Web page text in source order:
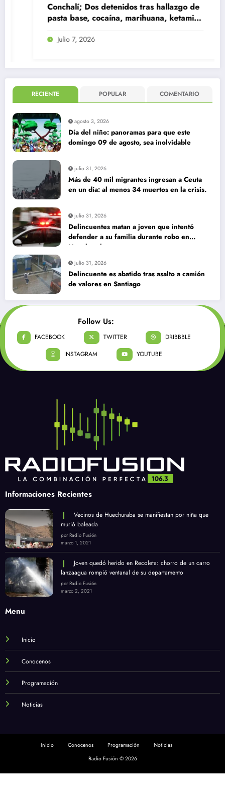
Conchalí; Dos detenidos tras hallazgo de
pasta base, cocaína, marihuana, ketamina
y contrabando
Julio 7, 2026
RECIENTE POPULAR COMENTARIO
agosto 3, 2026
Día del niño: panoramas para que este
domingo 09 de agosto, sea inolvidable
julio 31, 2026
Más de 40 mil migrantes ingresan a Ceuta
en un día: al menos 34 muertos en la crisis.
julio 31, 2026
Delincuentes matan a joven que intentó
defender a su familia durante robo en
Huechuraba
julio 31, 2026
Delincuente es abatido tras asalto a camión
de valores en Santiago
Follow Us:
FACEBOOK TWITTER
DRIBBBLE
INSTAGRAM
YOUTUBE
Informaciones Recientes
Vecinos de Huechuraba se manifiestan por niña que
murió baleada
por Radio Fusión
marzo 1, 2021
Joven quedó herido en Recoleta: chorro de un carro
lanzaagua rompió ventanal de su departamento
por Radio Fusión
marzo 2, 2021
Menu
Inicio
Conocenos
Programación
Noticias
Inicio Conocenos Programación
Noticias
Radio Fusión © 2026